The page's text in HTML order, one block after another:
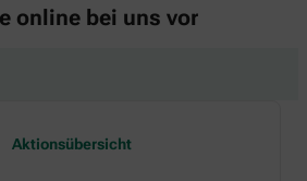
online bei uns vor
Aktionsübersicht